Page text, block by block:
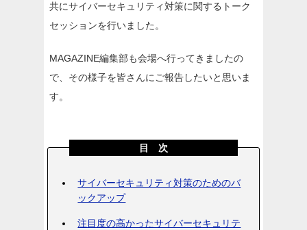
共にサイバーセキュリティ対策に関するトーク
セッションを行いました。
MAGAZINE編集部も会場へ行ってきましたの
で、その様子を皆さんにご報告したいと思いま
す。
目 次
サイバーセキュリティ対策のためのバ
ックアップ
注目度の高かったサイバーセキュリテ